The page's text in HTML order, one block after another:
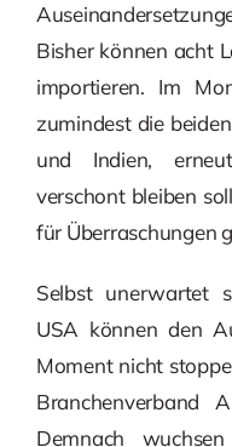
Bisher können acht
importieren. Im
zumindest die
und Indien,
verschont bleiben
für Überraschungen
Selbst unerwartet
USA können den
Moment nicht
Branchenverband
Demnach